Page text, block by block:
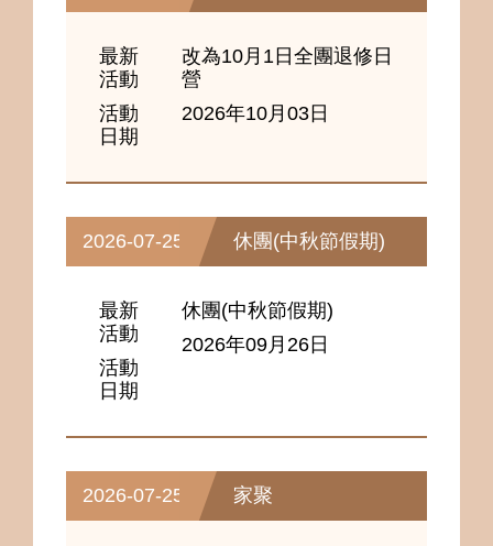
最新
活動
活動
日期
改為10月1日全團退修日
營
2026年10月03日
2026-07-25 休團(中秋節假期)
最新
活動
活動
日期
休團(中秋節假期)
2026年09月26日
2026-07-25 家聚